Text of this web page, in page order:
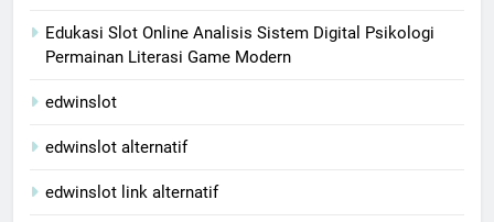
Edukasi Slot Online Analisis Sistem Digital Psikologi
Permainan Literasi Game Modern
edwinslot
edwinslot alternatif
edwinslot link alternatif